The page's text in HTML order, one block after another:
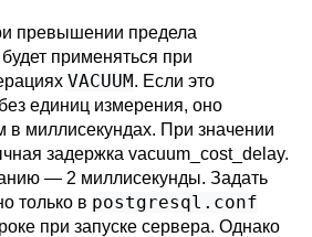
превышении предела
применяться при
VACUUM. Если это
единиц измерения, оно
в миллисекундах. При значении
задержка vacuum_cost_delay.
— 2 миллисекунды. Задать
только в postgresql.conf
при запуске сервера. Однако